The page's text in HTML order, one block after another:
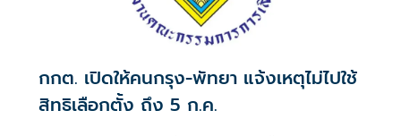
กกต. เปิดให้คนกรุง-พัทยา แจ้งเหตุไม่ไปใช้
สิทธิเลือกตั้ง ถึง 5 ก.ค.